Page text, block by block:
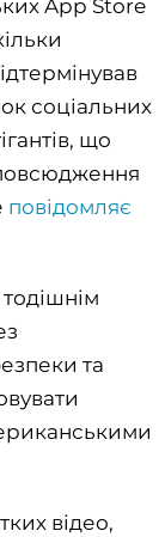
App Store
соціальних
що
повідомляє
та
відео,